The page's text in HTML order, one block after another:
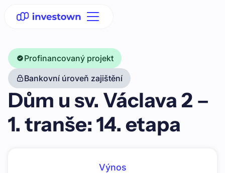
Profinancovaný projekt
Bankovní úroveň zajištění
Dům u sv. Václava 2 –
1. tranše: 14. etapa
Výnos